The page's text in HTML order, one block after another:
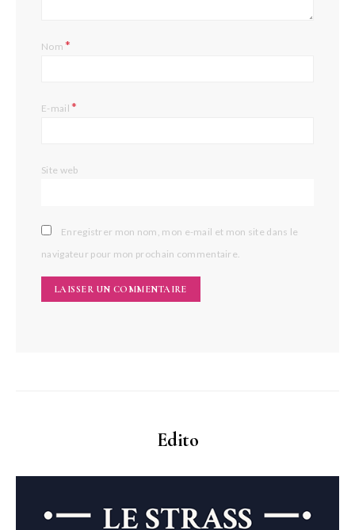
Nom*
E-mail*
Site web
Enregistrer mon nom, mon e-mail et mon site dans le
navigateur pour mon prochain commentaire.
Edito